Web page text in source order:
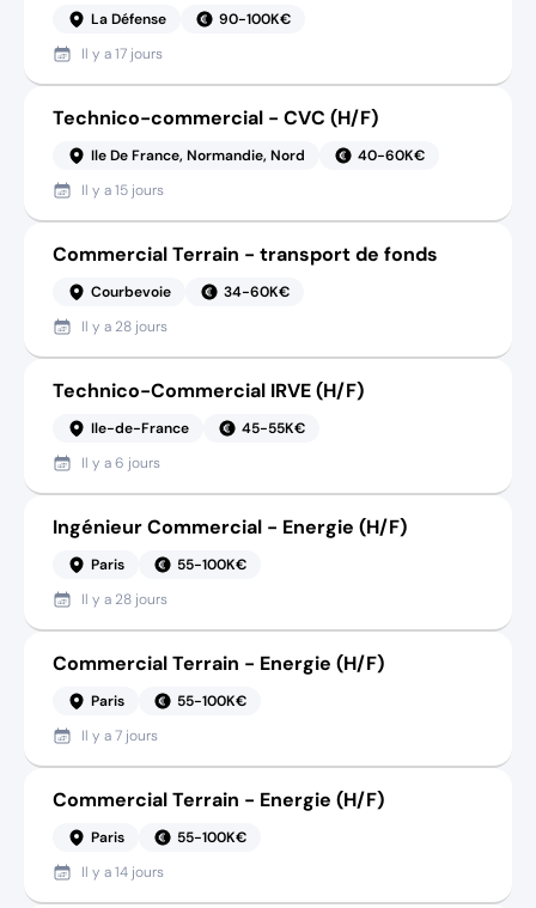
La Défense
90-100K€
Il y a17 jours
Technico-commercial - CVC (H/F)
Ile De France, Normandie, Nord
40-60K€
Il y a15 jours
Commercial Terrain - transport de fonds
Courbevoie
34-60K€
Il y a 28 jours
Technico-Commercial IRVE (H/F)
Ile-de-France
45-55K€
Il y a6 jours
Ingénieur Commercial - Energie (H/F)
Paris
55-100K€
Il y a 28 jours
Commercial Terrain - Energie (H/F)
Paris
55-100K€
Il y a7 jours
Commercial Terrain - Energie (H/F)
Paris
55-100K€
Il y a14 jours